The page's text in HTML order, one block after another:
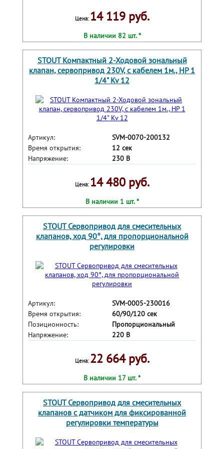
Цена: 14 119 руб.
В наличии 82 шт. *
STOUT Компактный 2-Ходовой зональный
клапан, сервопривод 230V, с кабелем 1м., НР 1
1/4" Kv 12
Артикул:
SVM-0070-200132
Время открытия:
12 сек
Напряжение:
230 В
Цена: 14 480 руб.
В наличии 1 шт. *
STOUT Сервопривод для смесительных
клапанов, ход 90°, для пропорциональной
регулировки
Артикул:
SVM-0005-230016
Время открытия:
60/90/120 сек
Позиционность:
Пропорциональный
Напряжение:
220 В
Цена: 22 664 руб.
В наличии 17 шт. *
STOUT Сервопривод для смесительных
клапанов с датчиком для фиксированной
регулировки температуры